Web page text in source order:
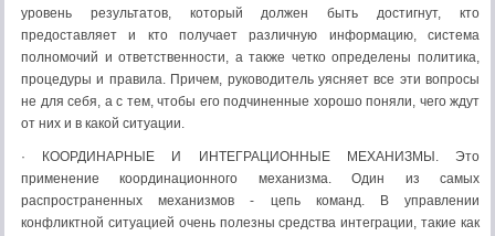
уровень результатов, который должен быть достигнут, кто
предоставляет и кто получает различную информацию, система
полномочий и ответственности, а также четко определены политика,
процедуры и правила. Причем, руководитель уясняет все эти вопросы
не для себя, а с тем, чтобы его подчиненные хорошо поняли, чего ждут
от них и в какой ситуации.
· КООРДИНАРНЫЕ И ИНТЕГРАЦИОННЫЕ МЕХАНИЗМЫ. Это
применение координационного механизма. Один из самых
распространенных механизмов - цепь команд. В управлении
конфликтной ситуацией очень полезны средства интеграции, такие как